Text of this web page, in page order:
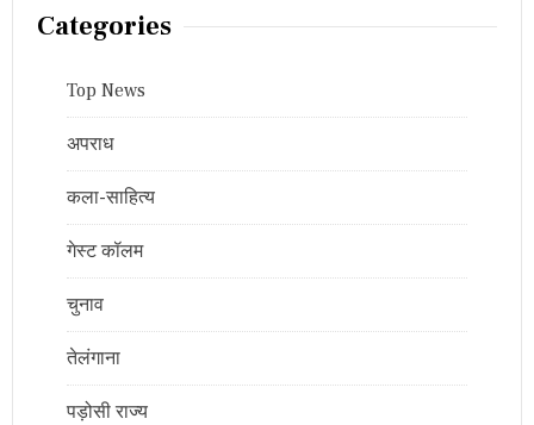
Categories
Top News
अपराध
कला-साहित्य
गेस्ट कॉलम
चुनाव
तेलंगाना
पड़ोसी राज्य